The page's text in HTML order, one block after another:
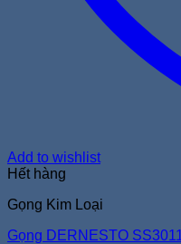
Add to wishlist
Hết hàng
Gọng Kim Loại
Gọng DERNESTO SS3011